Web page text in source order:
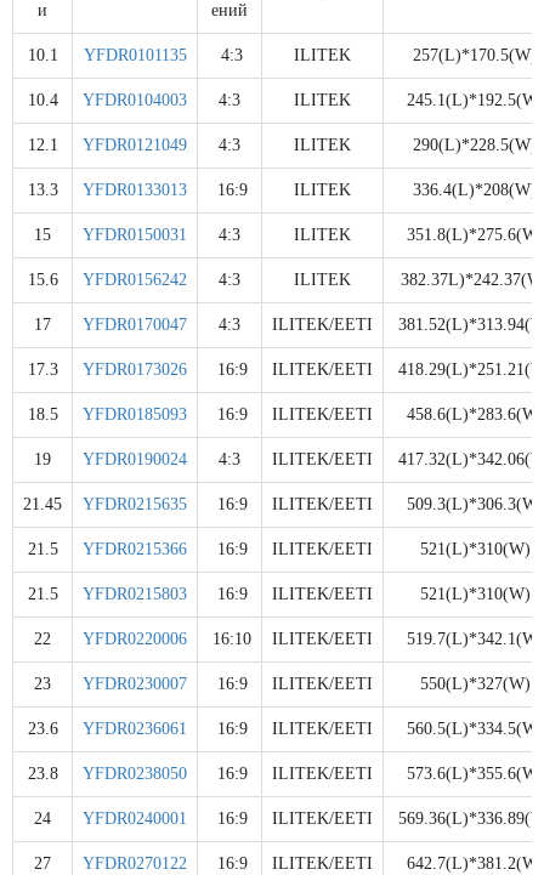
и
ений
10.1 YFDR0101135 4:3 ILITEK 257(L)*170.5(W)
10.4 YFDR0104003 4:3 ILITEK 245.1(L)*192.5(W)
12.1 YFDR0121049 4:3 ILITEK 290(L)*228.5(W)
13.3 YFDR0133013 16:9 ILITEK 336.4(L)*208(W)
15 YFDR0150031 4:3 ILITEK 351.8(L)*275.6(W)
15.6 YFDR0156242 4:3 ILITEK
17 YFDR0170047 4:3 ILITEK/EETI
17.3 YFDR0173026 16:9 ILITEK/EETI
18.5 YFDR0185093 16:9 ILITEK/EETI 458.6(L)*283.6(W)
19 YFDR0190024 4:3 ILITEK/EETI
21.45 YFDR0215635 16:9 ILITEK/EETI 509.3(L)*306.3(W)
21.5 YFDR0215366 16:9 ILITEK/EETI 521(L)*310(W)
21.5 YFDR0215803 16:9 ILITEK/EETI 521(L)*310(W)
22 YFDR0220006 16:10 ILITEK/EETI 519.7(L)*342.1(W)
23 YFDR0230007 16:9 ILITEK/EETI 550(L)*327(W)
23.6 YFDR0236061 16:9 ILITEK/EETI 560.5(L)*334.5(W)
23.8 YFDR0238050 16:9 ILITEK/EETI 573.6(L)*355.6(W)
24 YFDR0240001 16:9 ILITEK/EETI
27 YFDR0270122 16:9 ILITEK/EETI 642.7(L)*381.2(W)